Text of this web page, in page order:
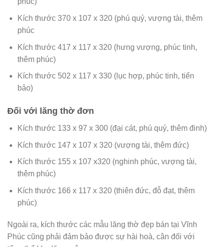
Kích thước 370 x 107 x 320 (phú quý, vượng tài, thêm
phúc
Kích thước 417 x 117 x 320 (hưng vượng, phúc tinh,
thêm phúc)
Kích thước 502 x 117 x 330 (lục hợp, phúc tinh, tiến
bảo)
Đối với lăng thờ đơn
Kích thước 133 x 97 x 300 (đại cát, phú quý, thêm đinh)
Kích thước 147 x 107 x 320 (vượng tài, thêm đức)
Kích thước 155 x 107 x320 (nghinh phúc, vượng tài,
thêm phúc)
Kích thước 166 x 117 x 320 (thiên đức, đỗ đạt, thêm
phúc)
Ngoài ra, kích thước các mẫu lăng thờ đẹp bán tại Vĩnh
Phúc cũng phải đảm bảo được sự hài hoà, cân đối với